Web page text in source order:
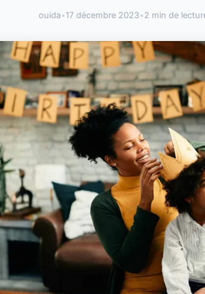
ouida•17 décembre 2023•2 min de